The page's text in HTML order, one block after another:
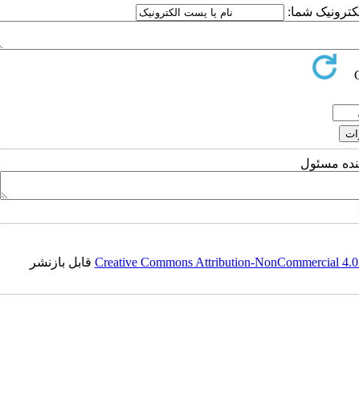
شما:
مسئول
Creative Commons Attribution-NonCommercial (CC BY NC 4.0) قابل بازنشر